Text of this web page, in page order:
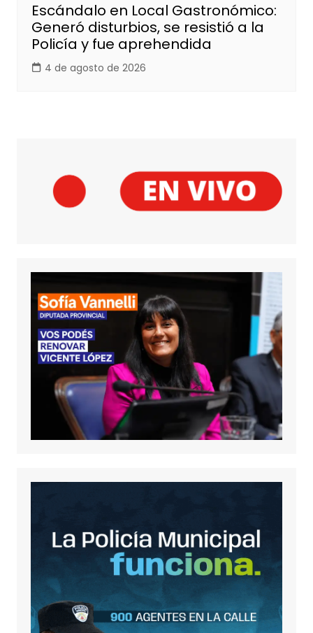
Escándalo en Local Gastronómico:
Generó disturbios, se resistió a la
Policía y fue aprehendida
4 de agosto de 2026